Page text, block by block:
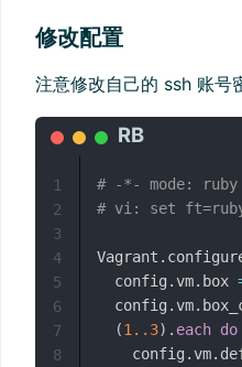
修改配置
注意修改自己的 ssh 账号
# -*- mode:
# vi: set
Vagrant .
  config
.vm. box
  config
.vm.
(1. .3) . each do
    config
.vm.
1
2
3
4
5
6
7
8